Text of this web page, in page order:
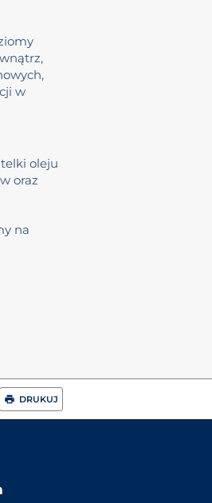
w
oleju
oraz
na
DRUKUJ